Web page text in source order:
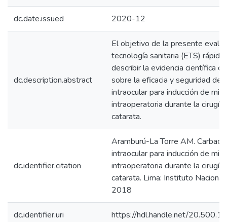
dc.date.issued 2020-12
dc.description.abstract
El objetivo de la presente
tecnología sanitaria (ETS) rápida
describir la evidencia científica
sobre la eficacia y seguridad de
intraocular para inducción de
intraoperatoria durante la cirugía
catarata.
dc.identifier.citation
Aramburú-La Torre AM. Carbacol
intraocular para inducción de
intraoperatoria durante la cirugía
catarata. Lima: Instituto
2018
dc.identifier.uri https://hdl.handle.net/